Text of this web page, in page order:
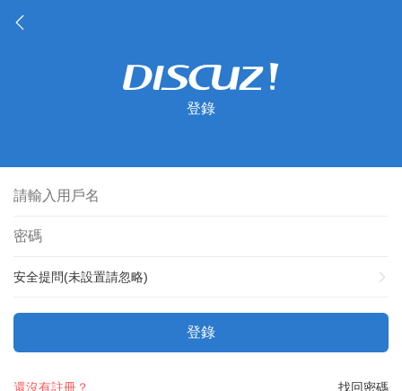
登錄
安全提問(未設置請忽略)
登錄
找回密碼
還沒有註冊？